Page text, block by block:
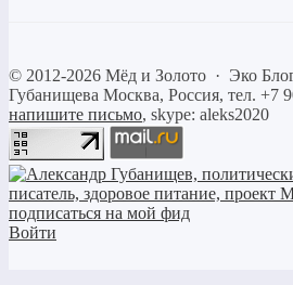
© 2012-2026 Мёд и Золото · Эко
Губанищева Москва, Россия, тел. +7
напишите письмо, skype: aleks2020
Войти